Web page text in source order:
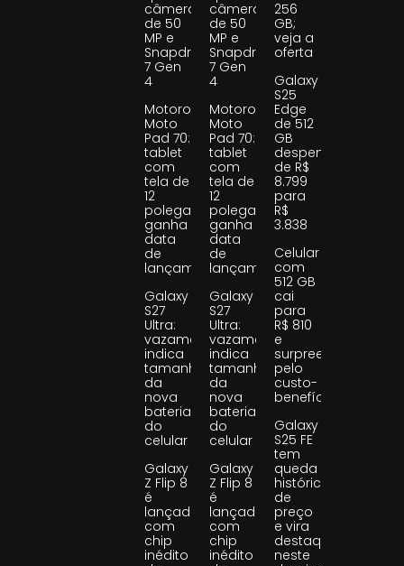
câmeras
de 50
MP e
Snapdragon
7 Gen
4
Motorola
Moto
Pad 70:
tablet
com
tela de
12
polegadas
ganha
data
de
lançamento
Galaxy
S27
Ultra:
vazamento
indica
tamanho
da
nova
bateria
do
celular
Galaxy
Z Flip 8
é
lançado
com
chip
inédito
câmeras
de 50
MP e
Snapdragon
7 Gen
4
Motorola
Moto
Pad 70:
tablet
com
tela de
12
polegadas
ganha
data
de
lançamento
Galaxy
S27
Ultra:
vazamento
indica
tamanho
da
nova
bateria
do
celular
Galaxy
Z Flip 8
é
lançado
com
chip
inédito
256
GB;
veja a
oferta
Galaxy
S25
Edge
de 512
GB
despenca
de R$
8.799
para
R$
3.838
Celular
com
512 GB
cai
para
R$ 810
e
surpreende
pelo
custo-
benefício
Galaxy
S25 FE
tem
queda
histórica
de
preço
e vira
destaque
neste